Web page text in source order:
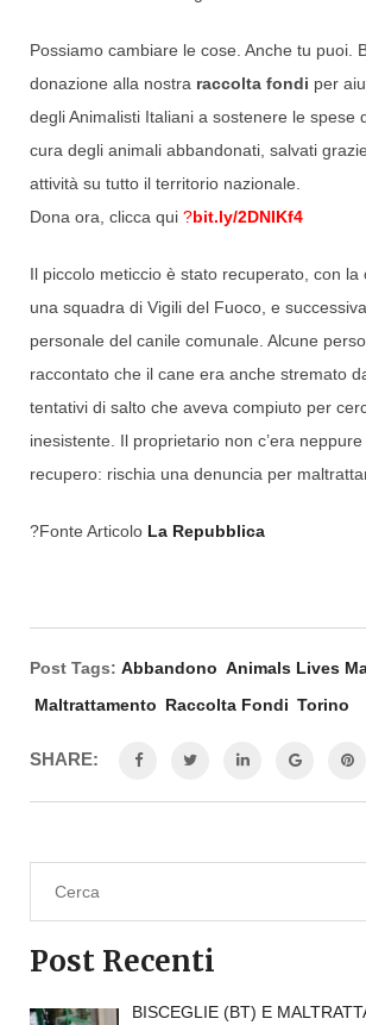
Possiamo cambiare le cose. Anche tu puoi.
donazione alla nostra raccolta fondi per
degli Animalisti Italiani a sostenere le spese
cura degli animali abbandonati, salvati
attività su tutto il territorio nazionale.
Dona ora, clicca qui ?bit.ly/2DNIKf4
Il piccolo meticcio è stato recuperato, con la
una squadra di Vigili del Fuoco, e
personale del canile comunale. Alcune
raccontato che il cane era anche stremato
tentativi di salto che aveva compiuto per
inesistente. Il proprietario non c’era
recupero: rischia una denuncia per
?Fonte Articolo La Repubblica
Post Tags: Abbandono Animals Lives
Maltrattamento Raccolta Fondi Torino
SHARE:
Post Recenti
BISCEGLIE (BT) E